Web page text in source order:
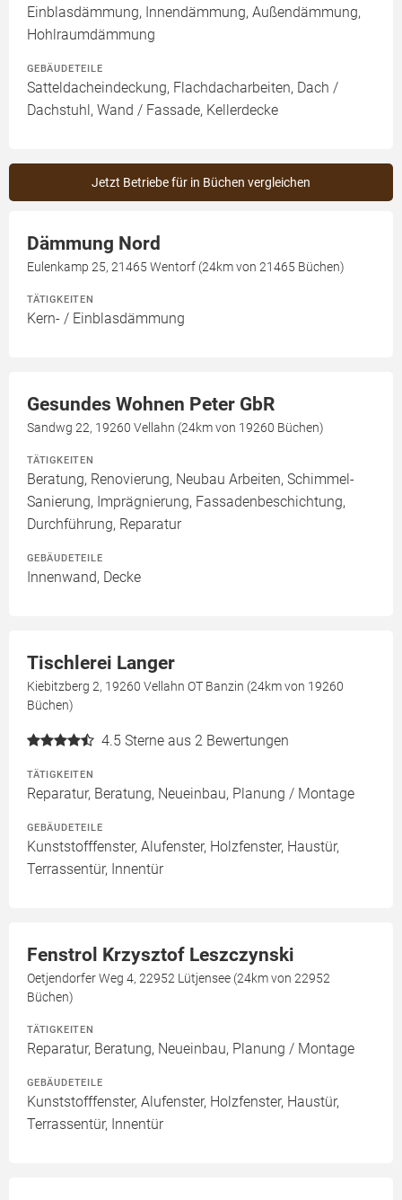
Einblasdämmung, Innendämmung, Außendämmung,
Hohlraumdämmung
GEBÄUDETEILE
Satteldacheindeckung, Flachdacharbeiten, Dach /
Dachstuhl, Wand / Fassade, Kellerdecke
Jetzt Betriebe für in Büchen vergleichen
Dämmung Nord
Eulenkamp 25, 21465 Wentorf (24km von 21465 Büchen)
TÄTIGKEITEN
Kern- / Einblasdämmung
Gesundes Wohnen Peter GbR
Sandwg 22, 19260 Vellahn (24km von 19260 Büchen)
TÄTIGKEITEN
Beratung, Renovierung, Neubau Arbeiten, Schimmel-
Sanierung, Imprägnierung, Fassadenbeschichtung,
Durchführung, Reparatur
GEBÄUDETEILE
Innenwand, Decke
Tischlerei Langer
Kiebitzberg 2, 19260 Vellahn OT Banzin (24km von 19260
Büchen)
4.5 Sterne aus 2 Bewertungen
TÄTIGKEITEN
Reparatur, Beratung, Neueinbau, Planung / Montage
GEBÄUDETEILE
Kunststofffenster, Alufenster, Holzfenster, Haustür,
Terrassentür, Innentür
Fenstrol Krzysztof Leszczynski
Oetjendorfer Weg 4, 22952 Lütjensee (24km von 22952
Büchen)
TÄTIGKEITEN
Reparatur, Beratung, Neueinbau, Planung / Montage
GEBÄUDETEILE
Kunststofffenster, Alufenster, Holzfenster, Haustür,
Terrassentür, Innentür